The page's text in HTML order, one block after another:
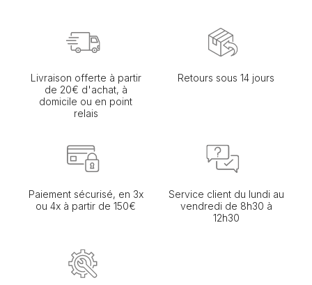
Livraison offerte à partir
de 20€ d'achat, à
domicile ou en point
relais
Retours sous 14 jours
Paiement sécurisé, en 3x
ou 4x à partir de 150€
Service client du lundi au
vendredi de 8h30 à
12h30